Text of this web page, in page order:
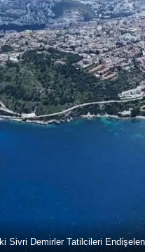
Sivri Demirler Tatilcileri